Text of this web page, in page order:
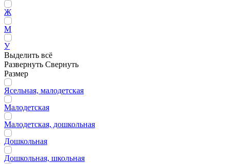
Ж
М
У
Выделить всё
Развернуть Свернуть
Размер
Ясельная, малодетская
Малодетская
Малодетская, дошкольная
Дошкольная
Дошкольная, школьная